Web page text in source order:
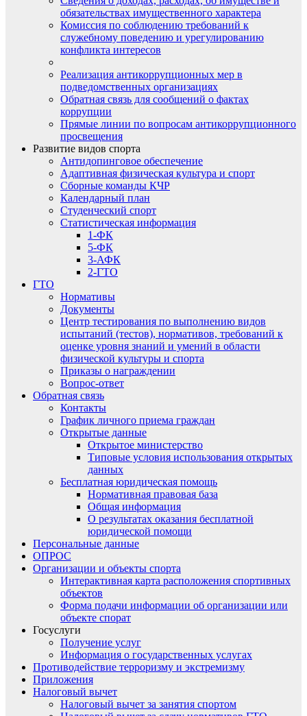
обязательствах имущественного характера
Комиссия по соблюдению требований к
служебному поведению и урегулированию
конфликта интересов
Реализация антикоррупционных мер в
подведомственных организациях
Обратная связь для сообщений о фактах
коррупции
Прямые линии по вопросам антикоррупционного
просвещения
Развитие видов спорта
Антидопинговое обеспечение
Адаптивная физическая культура и спорт
Сборные команды КЧР
Календарный план
Студенческий спорт
Статистическая информация
1-ФК
5-ФК
3-АФК
2-ГТО
ГТО
Нормативы
Документы
Центр тестирования по выполнению видов
испытаний (тестов), нормативов, требований к
оценке уровня знаний и умений в области
физической культуры и спорта
Приказы о награждении
Вопрос-ответ
Обратная связь
Контакты
График личного приема граждан
Открытые данные
Открытое министерство
Типовые условия использования открытых
данных
Бесплатная юридическая помощь
Нормативная правовая база
Общая информация
О результатах оказания бесплатной
юридической помощи
Персональные данные
ОПРОС
Организации и объекты спорта
Интерактивная карта расположения спортивных
объектов
Форма подачи информации об организации или
объекте спорат
Госуслуги
Получение услуг
Информация о государственных услугах
Противодействие терроризму и экстремизму
Приложения
Налоговый вычет
Налоговый вычет за занятия спортом